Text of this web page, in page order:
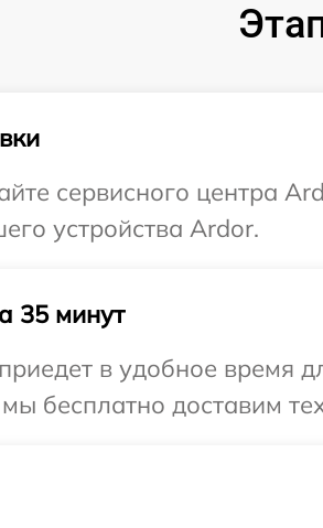
сервисного центра
устройства Ardor.
35 минут
в удобное время
бесплатно доставим